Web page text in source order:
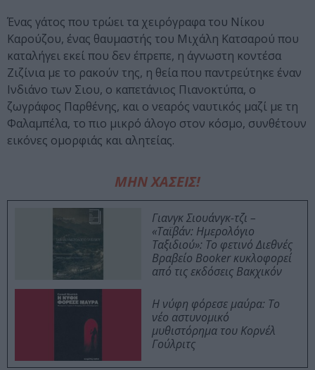
Ένας γάτος που τρώει τα χειρόγραφα του Νίκου
Καρούζου, ένας θαυμαστής του Μιχάλη Κατσαρού που
καταλήγει εκεί που δεν έπρεπε, η άγνωστη κοντέσα
Ζιζίνια με το ρακούν της, η θεία που παντρεύτηκε έναν
Ινδιάνο των Σιου, ο καπετάνιος Πιανοκτύπα, ο
ζωγράφος Παρθένης, και ο νεαρός ναυτικός μαζί με τη
Φαλαμπέλα, το πιο μικρό άλογο στον κόσμο, συνθέτουν
εικόνες ομορφιάς και αλητείας.
ΜΗΝ ΧΑΣΕΙΣ!
Γιανγκ Σιουάνγκ-τζι –
«Ταϊβάν: Ημερολόγιο
Ταξιδιού»: Το φετινό Διεθνές
Βραβείο Booker κυκλοφορεί
από τις εκδόσεις Βακχικόν
Η νύφη φόρεσε μαύρα: Το
νέο αστυνομικό
μυθιστόρημα του Κορνέλ
Γούλριτς